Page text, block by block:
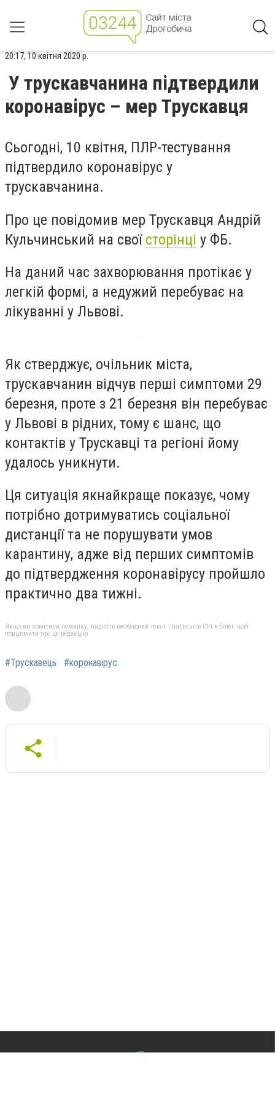
20:17, 10 квітня 2020 р.
У трускавчанина підтвердили
коронавірус – мер Трускавця
Сьогодні, 10 квітня, ПЛР-тестування
підтвердило коронавірус у
трускавчанина.
Про це повідомив мер Трускавця Андрій
Кульчинський на свої сторінці у ФБ.
На даний час захворювання протікає у
легкій формі, а недужий перебуває на
лікуванні у Львові.
Як стверджує, очільник міста,
трускавчанин відчув перші симптоми 29
березня, проте з 21 березня він перебуває
у Львові в рідних, тому є шанс, що
контактів у Трускавці та регіоні йому
удалось уникнути.
Ця ситуація якнайкраще показує, чому
потрібно дотримуватись соціальної
дистанції та не порушувати умов
карантину, адже від перших симптомів
до підтвердження коронавірусу пройшло
практично два тижні.
Якщо ви помітили помилку, виділіть необхідний текст і натисніть Ctrl + Enter, щоб
повідомити про це редакцію
#Трускавець #коронавірус